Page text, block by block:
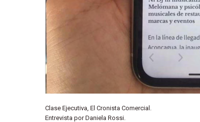
Clase Ejecutiva, El Cronista Comercial.
Entrevista por Daniela Rossi.